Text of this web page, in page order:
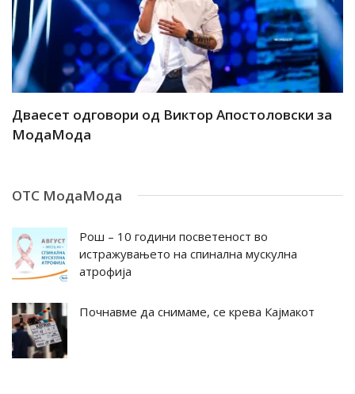
Дваесет одговори од Виктор Апостоловски за
МодаМода
ОТС МодаМода
Рош – 10 години посветеност во
истражувањето на спинална мускулна
атрофија
Почнавме да снимаме, се крева Кајмакот